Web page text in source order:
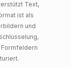
Text,
ist als
und
Formfeldern